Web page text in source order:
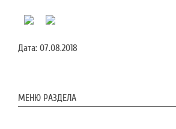
Дата: 07.08.2018
МЕНЮ РАЗДЕЛА